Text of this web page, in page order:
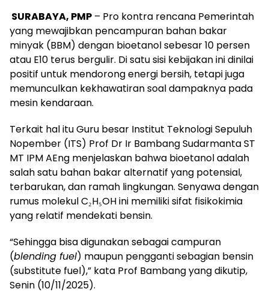
SURABAYA, PMP – Pro kontra rencana Pemerintah
yang mewajibkan pencampuran bahan bakar
minyak (BBM) dengan bioetanol sebesar 10 persen
atau E10 terus bergulir. Di satu sisi kebijakan ini dinilai
positif untuk mendorong energi bersih, tetapi juga
memunculkan kekhawatiran soal dampaknya pada
mesin kendaraan.
Terkait hal itu Guru besar Institut Teknologi Sepuluh
Nopember (ITS) Prof Dr Ir Bambang Sudarmanta ST
MT IPM AEng menjelaskan bahwa bioetanol adalah
salah satu bahan bakar alternatif yang potensial,
terbarukan, dan ramah lingkungan. Senyawa dengan
rumus molekul C₂H₅OH ini memiliki sifat fisikokimia
yang relatif mendekati bensin.
“Sehingga bisa digunakan sebagai campuran
(blending fuel) maupun pengganti sebagian bensin
(substitute fuel),” kata Prof Bambang yang dikutip,
Senin (10/11/2025).